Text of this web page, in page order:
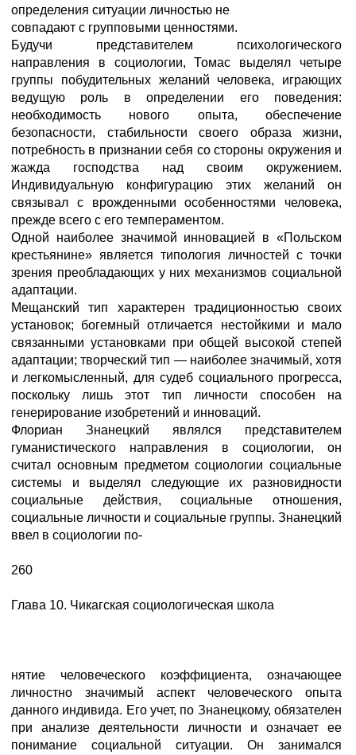
определения ситуации личностью не
совпадают с групповыми ценностями.
Будучи представителем психологического
направления в социологии, Томас выделял четыре
группы побудительных желаний человека, играющих
ведущую роль в определении его поведения:
необходимость нового опыта, обеспечение
безопасности, стабильности своего образа жизни,
потребность в признании себя со стороны окружения и
жажда господства над своим окружением.
Индивидуальную конфигурацию этих желаний он
связывал с врожденными особенностями человека,
прежде всего с его темпераментом.
Одной наиболее значимой инновацией в «Польском
крестьянине» является типология личностей с точки
зрения преобладающих у них механизмов социальной
адаптации.
Мещанский тип характерен традиционностью своих
установок; богемный отличается нестойкими и мало
связанными установками при общей высокой степей
адаптации; творческий тип — наиболее значимый, хотя
и легкомысленный, для судеб социального прогресса,
поскольку лишь этот тип личности способен на
генерирование изобретений и инноваций.
Флориан Знанецкий являлся представителем
гуманистического направления в социологии, он
считал основным предметом социологии социальные
системы и выделял следующие их разновидности
социальные действия, социальные отношения,
социальные личности и социальные группы. Знанецкий
ввел в социологии по-
260
Глава 10. Чикагская социологическая школа
нятие человеческого коэффициента, означающее
личностно значимый аспект человеческого опыта
данного индивида. Его учет, по Знанецкому, обязателен
при анализе деятельности личности и означает ее
понимание социальной ситуации. Он занимался